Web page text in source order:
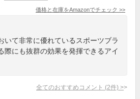
価格と在庫をAmazonでチェック >>
いて非常に優れているスポーツブラ
際にも抜群の効果を発揮できるアイ
全てのおすすめコメント (2件) >